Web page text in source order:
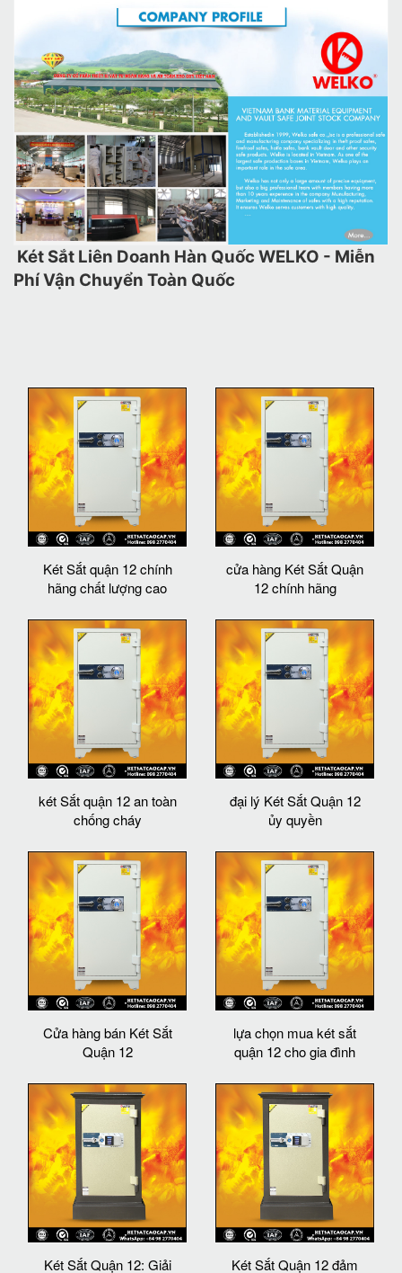
Két Sắt Liên Doanh Hàn Quốc WELKO - Miễn
Phí Vận Chuyển Toàn Quốc
Két Sắt quận 12 chính
hãng chất lượng cao
cửa hàng Két Sắt Quận
12 chính hãng
két Sắt quận 12 an toàn
chống cháy
đại lý Két Sắt Quận 12
ủy quyền
Cửa hàng bán Két Sắt
Quận 12
lựa chọn mua két sắt
quận 12 cho gia đình
Két Sắt Quận 12: Giải
Két Sắt Quận 12 đảm